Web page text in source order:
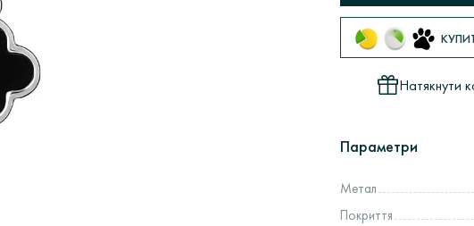
Натякнути
Параметри
Метал
Покриття